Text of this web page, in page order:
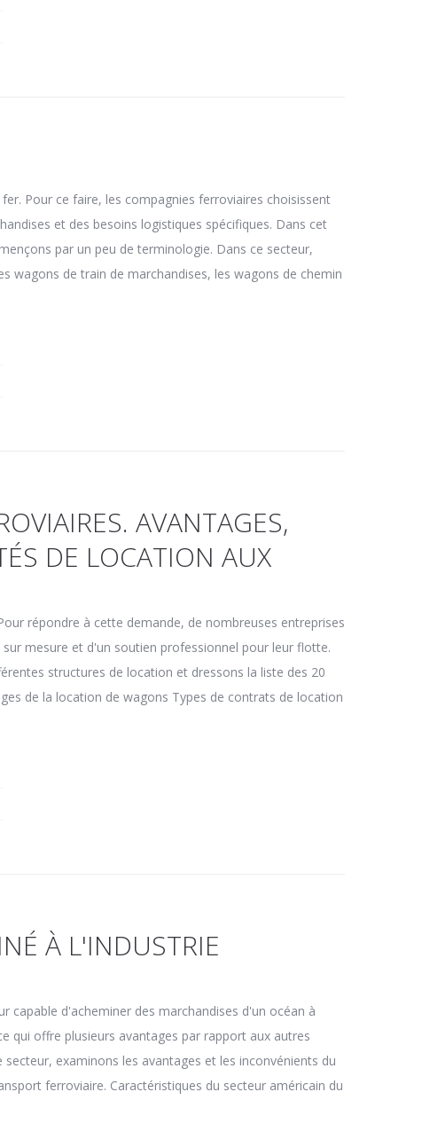
Pour ce faire, les compagnies ferroviaires choisissent
et des besoins logistiques spécifiques. Dans cet
par un peu de terminologie. Dans ce secteur,
wagons de train de marchandises, les wagons de chemin
AVANTAGES,
DE LOCATION AUX
répondre à cette demande, de nombreuses entreprises
mesure et d'un soutien professionnel pour leur flotte.
structures de location et dressons la liste des 20
de la location de wagons Types de contrats de location
À L'INDUSTRIE
d'acheminer des marchandises d'un océan à
qui offre plusieurs avantages par rapport aux autres
examinons les avantages et les inconvénients du
ferroviaire. Caractéristiques du secteur américain du